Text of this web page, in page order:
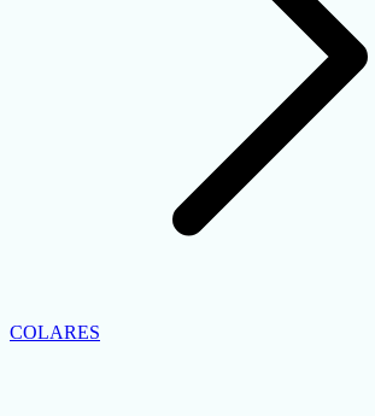
COLARES